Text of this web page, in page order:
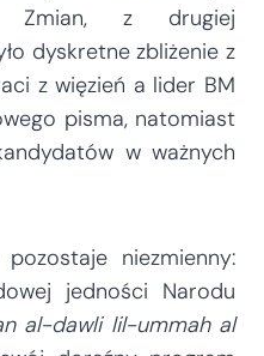
Zmian, z drugiej
dyskretne zbliżenie z
z więzień a lider BM
pisma, natomiast
w ważnych
niezmienny:
jedności Narodu
al-dawli lil-ummah al